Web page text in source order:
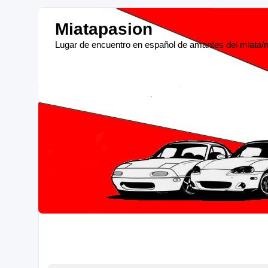
Miatapasion
Lugar de encuentro en español de amantes del miata/